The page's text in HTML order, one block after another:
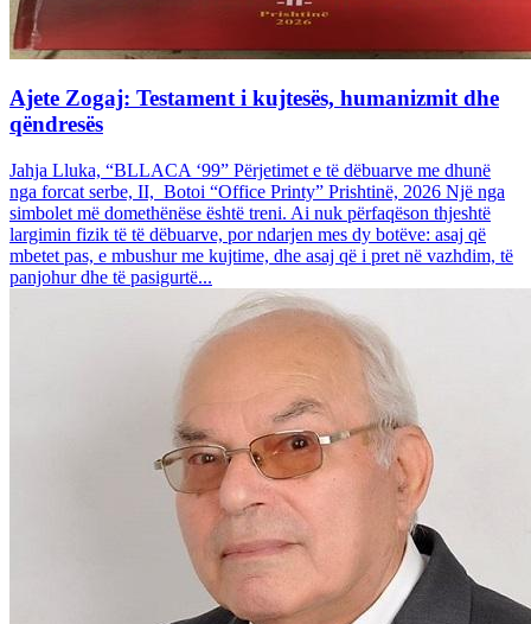
Ajete Zogaj: Testament i kujtesës, humanizmit dhe
qëndresës
Jahja Lluka, “BLLACA ‘99” Përjetimet e të dëbuarve me dhunë
nga forcat serbe, II, Botoi “Office Printy” Prishtinë, 2026 Një nga
simbolet më domethënëse është treni. Ai nuk përfaqëson thjeshtë
largimin fizik të të dëbuarve, por ndarjen mes dy botëve: asaj që
mbetet pas, e mbushur me kujtime, dhe asaj që i pret në vazhdim, të
panjohur dhe të pasigurtë...